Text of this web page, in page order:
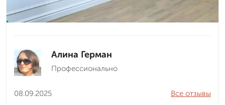
Алина Герман
Профессионально
08.09.2025
Все отзывы